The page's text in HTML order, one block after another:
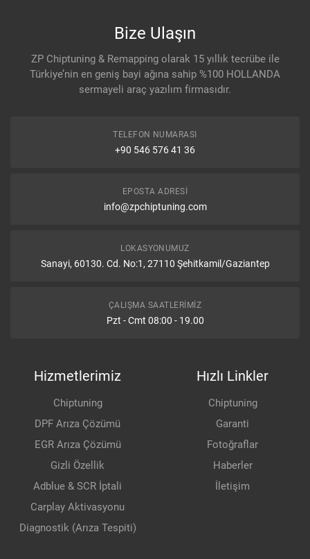
Bize Ulaşın
ZP Chiptuning & Remapping olarak 15 yıllık tecrübe ile
Türkiye’nin en geniş bayi ağına sahip %100 HOLLANDA
sermayeli araç yazılım firmasıdır.
TELEFON NUMARASI
+90 546 576 41 36
EPOSTA ADRESI
info@zpchiptuning.com
LOKASYONUMUZ
Sanayi, 60130. Cd. No:1, 27110 Şehitkamil/Gaziantep
ÇALIŞMA SAATLERIMIZ
Pzt - Cmt 08:00 - 19.00
Hizmetlerimiz
Chiptuning
DPF Arıza Çözümü
EGR Arıza Çözümü
Gizli Özellik
Adblue & SCR İptali
Carplay Aktivasyonu
Diagnostik (Arıza Tespiti)
Hızlı Linkler
Chiptuning
Garanti
Fotoğraflar
Haberler
İletişim